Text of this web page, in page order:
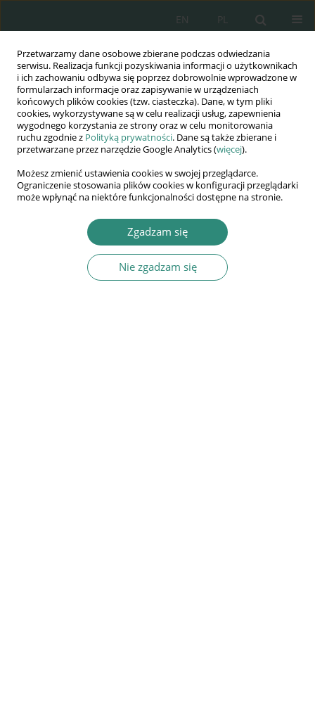
Przetwarzamy dane osobowe zbierane podczas odwiedzania
serwisu. Realizacja funkcji pozyskiwania informacji o użytkownikach
i ich zachowaniu odbywa się poprzez dobrowolnie wprowadzone w
formularzach informacje oraz zapisywanie w urządzeniach
końcowych plików cookies (tzw. ciasteczka). Dane, w tym pliki
cookies, wykorzystywane są w celu realizacji usług, zapewnienia
wygodnego korzystania ze strony oraz w celu monitorowania
ruchu zgodnie z Polityką prywatności. Dane są także zbierane i
przetwarzane przez narzędzie Google Analytics (więcej).
Możesz zmienić ustawienia cookies w swojej przeglądarce.
Ograniczenie stosowania plików cookies w konfiguracji przeglądarki
może wpłynąć na niektóre funkcjonalności dostępne na stronie.
Zgadzam się
Nie zgadzam się
PL
EN
Wydawnictwo
AWSGE
Akademia Nauk Stosowanych
WSGE
im. Alcide De Gasperi
Elżbieta Osewska
Wychowanie dziecka przedszkolnego do wartości